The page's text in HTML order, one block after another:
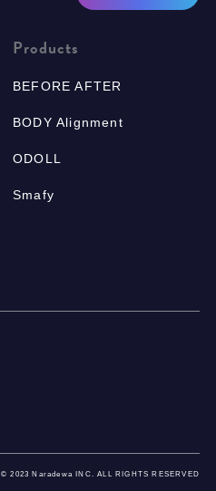
Products
BEFORE AFTER
BODY Alignment
ODOLL
Smafy
© 2023 Naradewa INC. ALL RIGHTS RESERVED